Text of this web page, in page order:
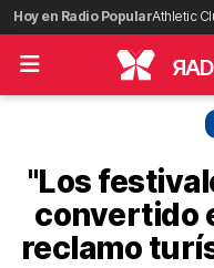
Saltar
al
contenido
Hoy en Radio PopularAthletic
R
"Los
convertido
reclamo